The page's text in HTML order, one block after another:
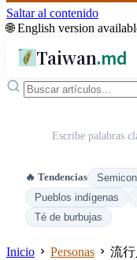
Saltar al contenido
🌐 English version
Taiwan.md
Escribe palabras
🔥 Tendencias
Pueblos indígenas
Té de burbujas
Inicio Personas 流